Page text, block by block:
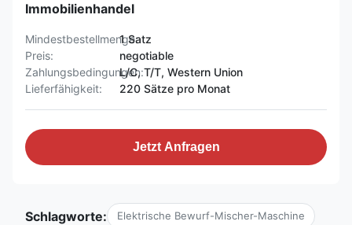
Immobilienhandel
Mindestbestellmenge:
1 Satz
Preis:
negotiable
Zahlungsbedingungen:L/C, T/T, Western Union
Lieferfähigkeit:
220 Sätze pro Monat
Jetzt Anfragen
Schlagworte: Elektrische Bewurf-Mischer-Maschine